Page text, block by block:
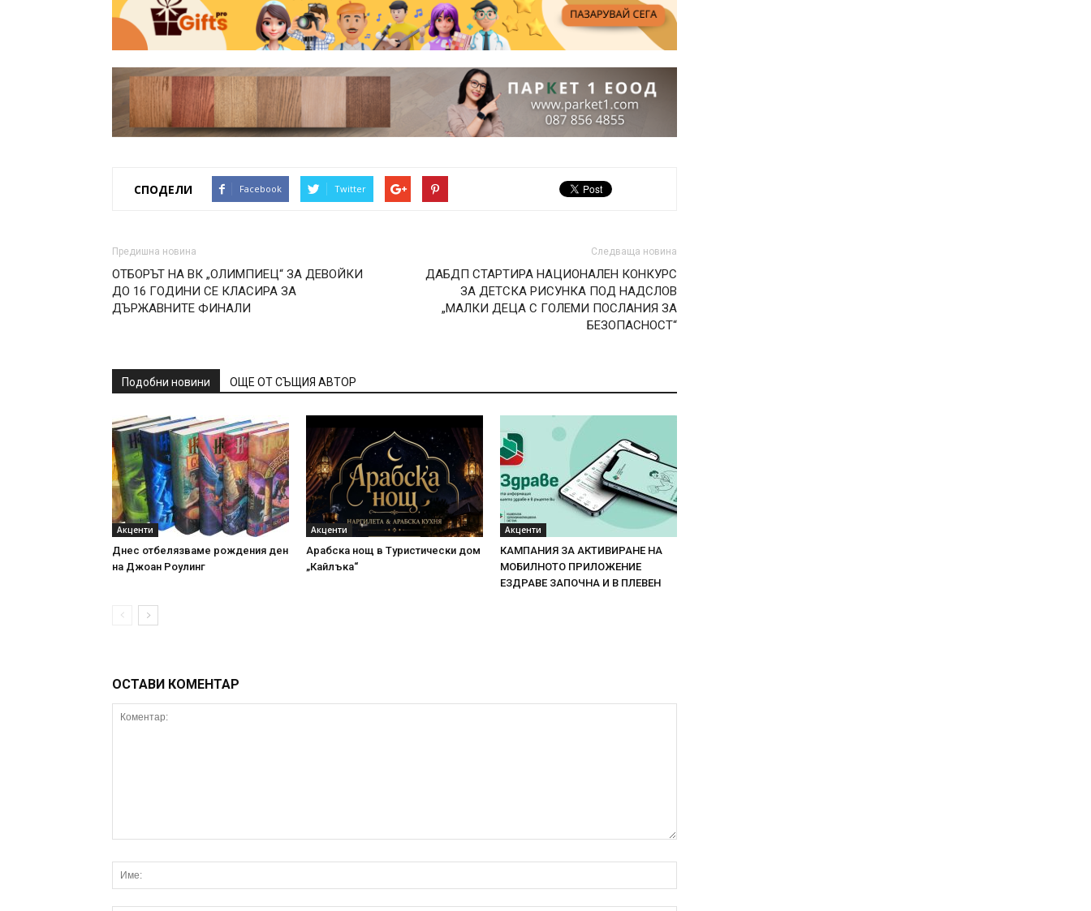
СПОДЕЛИ Facebook Twitter
Предишна новина
ОТБОРЪТ НА ВК „ОЛИМПИЕЦ“ ЗА ДЕВОЙКИ
ДО 16 ГОДИНИ СЕ КЛАСИРА ЗА
ДЪРЖАВНИТЕ ФИНАЛИ
Следваща новина
ДАБДП СТАРТИРА НАЦИОНАЛЕН КОНКУРС
ЗА ДЕТСКА РИСУНКА ПОД НАДСЛОВ
„МАЛКИ ДЕЦА С ГОЛЕМИ ПОСЛАНИЯ ЗА
БЕЗОПАСНОСТ“
Подобни новини ОЩЕ ОТ СЪЩИЯ АВТОР
Акценти
Днес отбелязваме рождения ден
на Джоан Роулинг
Акценти
Арабска нощ в Туристически дом
„Кайлъка“
Акценти
КАМПАНИЯ ЗА АКТИВИРАНЕ НА
МОБИЛНОТО ПРИЛОЖЕНИЕ
ЕЗДРАВЕ ЗАПОЧНА И В ПЛЕВЕН
ОСТАВИ КОМЕНТАР